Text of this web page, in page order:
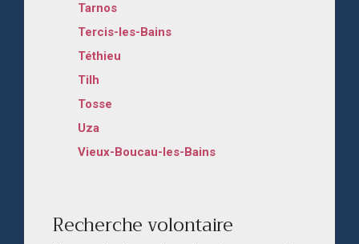
Tarnos
Tercis-les-Bains
Téthieu
Tilh
Tosse
Uza
Vieux-Boucau-les-Bains
Recherche volontaire